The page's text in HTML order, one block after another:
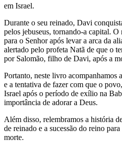
em Israel.
Durante o seu reinado, Davi
pelos jebuseus, tornando-a capital.
para o Senhor após levar a arca da
alertado pelo profeta Natã de que o
por Salomão, filho de Davi, após a
Portanto, neste livro acompanhamos
e a tentativa de fazer com que o
Israel após o período de exílio na
importância de adorar a Deus.
Além disso, relembramos a história
de reinado e a sucessão do reino
morte.